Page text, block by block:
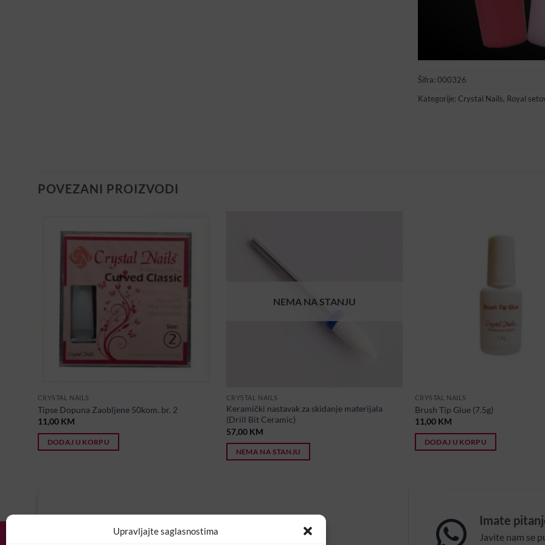
Upravljajte saglasnostima
Šifra: 000326
Kategorije: Crystal Nails, Royal
POVEZANI PROIZVODI
CRYSTAL NAILS
Tipse Dopuna Zaobljene 50kom. br. 2
11,00 KM
DODAJ U KORPU
NEMA NA STANJU
CRYSTAL NAILS
Keramički nastavak za skidanje materijala
(Drill Bit Ceramic)
57,00 KM
NEMA NA STANJU
CRYSTAL NAILS
Brush Tip Glue (7.5g)
11,00 KM
DODAJ U KORPU
Vaš CV i motivaciono pismo šaljite nam na email:
Imate
Javite nam se